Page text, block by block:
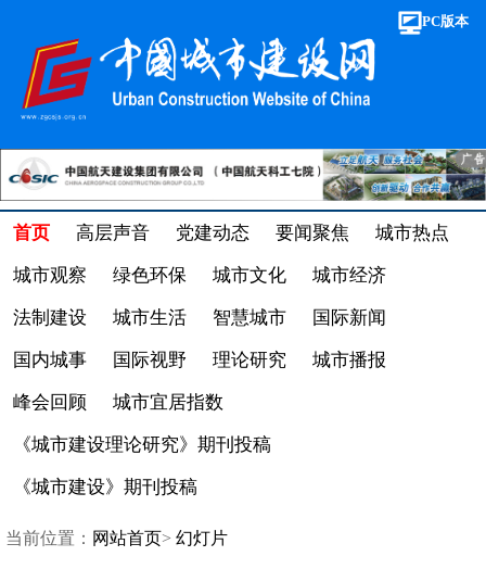
PC版本
首页 高层声音 党建动态 要闻聚焦 城市热点
城市观察 绿色环保 城市文化 城市经济
法制建设 城市生活 智慧城市 国际新闻
国内城事 国际视野 理论研究 城市播报
峰会回顾 城市宜居指数
《城市建设理论研究》期刊投稿
《城市建设》期刊投稿
当前位置： 网站首页> 幻灯片